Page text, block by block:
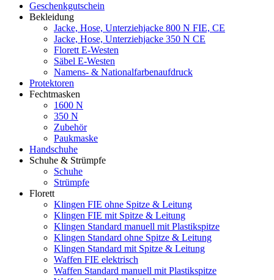
Geschenkgutschein
Bekleidung
Jacke, Hose, Unterziehjacke 800 N FIE, CE
Jacke, Hose, Unterziehjacke 350 N CE
Florett E-Westen
Säbel E-Westen
Namens- & Nationalfarbenaufdruck
Protektoren
Fechtmasken
1600 N
350 N
Zubehör
Paukmaske
Handschuhe
Schuhe & Strümpfe
Schuhe
Strümpfe
Florett
Klingen FIE ohne Spitze & Leitung
Klingen FIE mit Spitze & Leitung
Klingen Standard manuell mit Plastikspitze
Klingen Standard ohne Spitze & Leitung
Klingen Standard mit Spitze & Leitung
Waffen FIE elektrisch
Waffen Standard manuell mit Plastikspitze